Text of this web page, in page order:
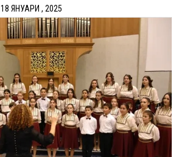
18 ЯНУАРИ , 2025